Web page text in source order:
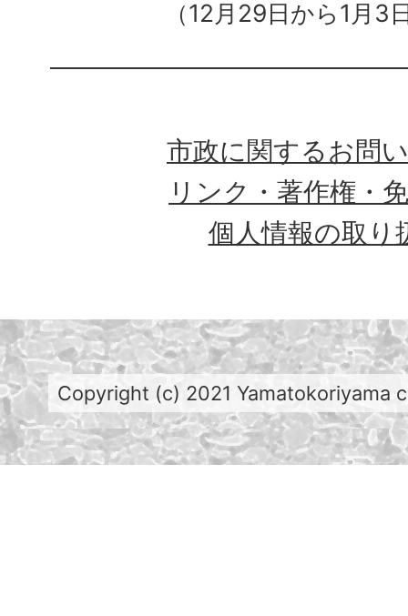
（12月29日から1月3
市政に関するお問
リンク・著作権・
個人情報の取り
Copyright (c) 2021 Yamatokoriyama